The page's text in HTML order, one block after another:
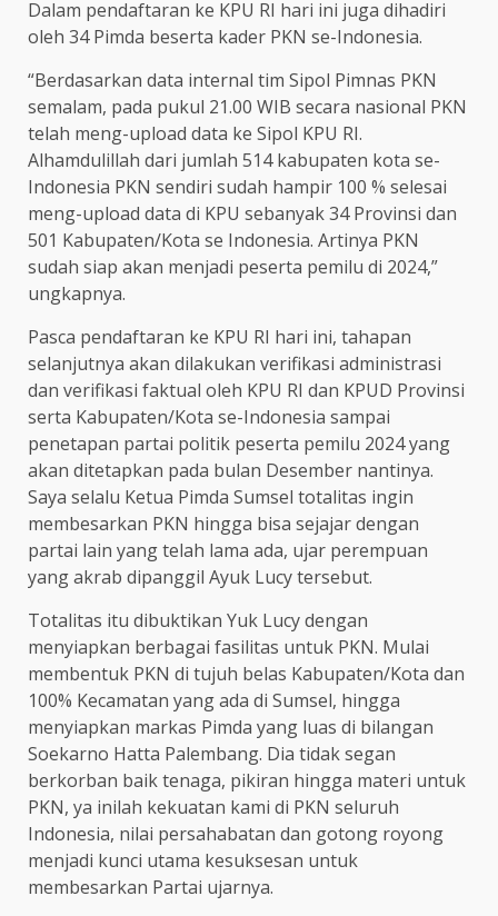
Dalam pendaftaran ke KPU RI hari ini juga dihadiri
oleh 34 Pimda beserta kader PKN se-Indonesia.
“Berdasarkan data internal tim Sipol Pimnas PKN
semalam, pada pukul 21.00 WIB secara nasional PKN
telah meng-upload data ke Sipol KPU RI.
Alhamdulillah dari jumlah 514 kabupaten kota se-
Indonesia PKN sendiri sudah hampir 100 % selesai
meng-upload data di KPU sebanyak 34 Provinsi dan
501 Kabupaten/Kota se Indonesia. Artinya PKN
sudah siap akan menjadi peserta pemilu di 2024,”
ungkapnya.
Pasca pendaftaran ke KPU RI hari ini, tahapan
selanjutnya akan dilakukan verifikasi administrasi
dan verifikasi faktual oleh KPU RI dan KPUD Provinsi
serta Kabupaten/Kota se-Indonesia sampai
penetapan partai politik peserta pemilu 2024 yang
akan ditetapkan pada bulan Desember nantinya.
Saya selalu Ketua Pimda Sumsel totalitas ingin
membesarkan PKN hingga bisa sejajar dengan
partai lain yang telah lama ada, ujar perempuan
yang akrab dipanggil Ayuk Lucy tersebut.
Totalitas itu dibuktikan Yuk Lucy dengan
menyiapkan berbagai fasilitas untuk PKN. Mulai
membentuk PKN di tujuh belas Kabupaten/Kota dan
100% Kecamatan yang ada di Sumsel, hingga
menyiapkan markas Pimda yang luas di bilangan
Soekarno Hatta Palembang. Dia tidak segan
berkorban baik tenaga, pikiran hingga materi untuk
PKN, ya inilah kekuatan kami di PKN seluruh
Indonesia, nilai persahabatan dan gotong royong
menjadi kunci utama kesuksesan untuk
membesarkan Partai ujarnya.